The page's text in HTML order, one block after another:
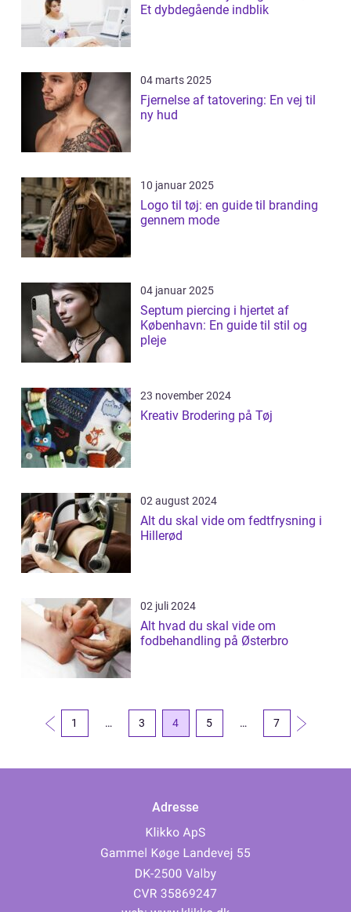
Et dybdegående indblik
04 marts 2025
Fjernelse af tatovering: En vej til
ny hud
10 januar 2025
Logo til tøj: en guide til branding
gennem mode
04 januar 2025
Septum piercing i hjertet af
København: En guide til stil og
pleje
23 november 2024
Kreativ Brodering på Tøj
02 august 2024
Alt du skal vide om fedtfrysning i
Hillerød
02 juli 2024
Alt hvad du skal vide om
fodbehandling på Østerbro
1 … 3 4 5 … 7
Adresse